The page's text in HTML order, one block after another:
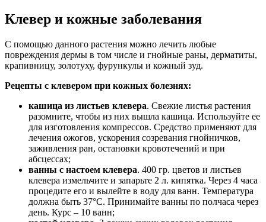
Клевер и кожные заболевания
С помощью данного растения можно лечить любые
повреждения дермы в том числе и гнойные раны, дерматиты,
крапивницу, золотуху, фурункулы и кожный зуд.
Рецепты с клевером при кожных болезнях:
кашица из листьев клевера. Свежие листья растения
разомните, чтобы из них вышла кашица. Используйте ее
для изготовления компрессов. Средство применяют для
лечения ожогов, ускорения созревания гнойничков,
заживления ран, остановки кровотечений и при
абсцессах;
ванны с настоем клевера. 400 гр. цветов и листьев
клевера измельчите и запарьте 2 л. кипятка. Через 4 часа
процедите его и вылейте в воду для ванн. Температура
должна быть 37°С. Принимайте ванны по полчаса через
день. Курс – 10 ванн;